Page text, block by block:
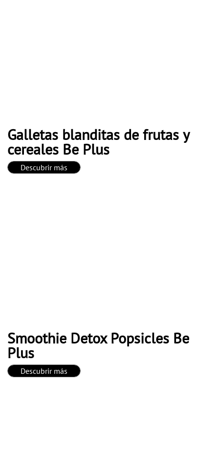
Galletas blanditas de frutas y
cereales Be Plus
Descubrir más
Smoothie Detox Popsicles Be
Plus
Descubrir más